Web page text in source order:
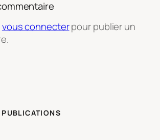
vous connecterpour publier un